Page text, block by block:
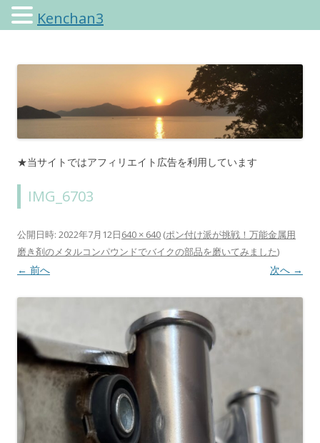
けんちゃんさんのブログ
★当サイトではアフィリエイト広告を利用しています
IMG_6703
公開日時: 2022年7月12日640 × 640 (ポン付け派が挑戦！万能金属用
磨き剤のメタルコンパウンドでバイクの部品を磨いてみました)
← 前へ 次へ →
Kenchan3